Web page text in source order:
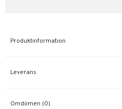
Produktinformation
Leverans
Omdömen (0)